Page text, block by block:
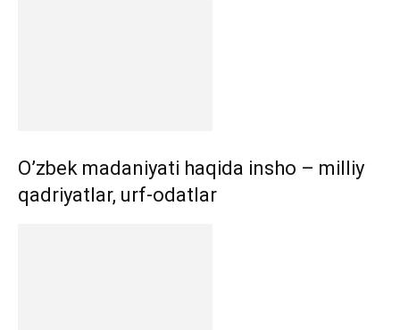
O’zbek madaniyati haqida insho – milliy
qadriyatlar, urf-odatlar